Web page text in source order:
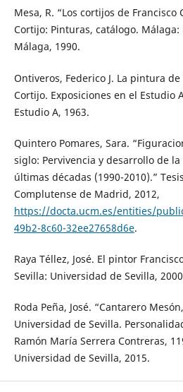
Mesa, R. “Los cortijos de Francisco
Cortijo: Pinturas, catálogo.
Málaga, 1990.
Ontiveros, Federico J. La pintura
Cortijo. Exposiciones en el Estudio
Estudio A, 1963.
Quintero Pomares, Sara.
siglo: Pervivencia y desarrollo de
últimas décadas (1990-2010).”
Complutense de Madrid, 2012,
https://docta.ucm.es/entities/
49b2-8c60-32ee27658d6e.
Raya Téllez, José. El pintor
Sevilla: Universidad de Sevilla,
Roda Peña, José. “Cantarero
Universidad de Sevilla.
Ramón María Serrera Contreras,
Universidad de Sevilla, 2015.